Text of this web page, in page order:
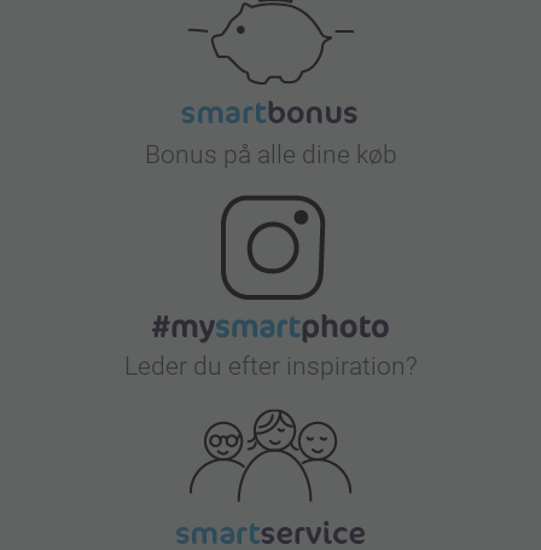
Bonus på alle dine køb
Leder du efter inspiration?